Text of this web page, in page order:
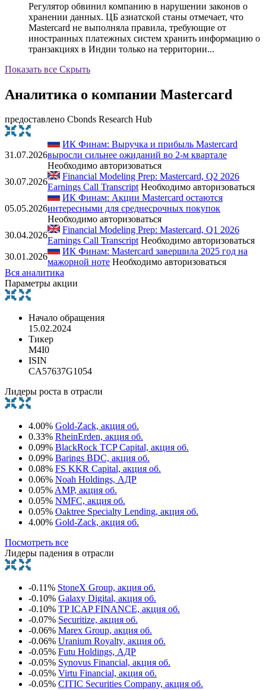
Регулятор обвинил компанию в нарушении законов о
хранении данных. ЦБ азиатской станы отмечает, что
Mastercard не выполняла правила, требующие от
иностранных платежных систем хранить информацию о
транзакциях в Индии только на территории...
Показать все Скрыть
Аналитика о компании Mastercard
предоставлено Cbonds Research Hub
31.07.2026
ИК Финам: Выручка и прибыль Mastercard
выросли сильнее ожиданий во 2-м квартале
Необходимо авторизоваться
30.07.2026
Financial Modeling Prep: Mastercard, Q2 2026
Earnings Call Transcript Необходимо авторизоваться
05.05.2026
ИК Финам: Акции Mastercard остаются
интересными для среднесрочных покупок
Необходимо авторизоваться
30.04.2026
Financial Modeling Prep: Mastercard, Q1 2026
Earnings Call Transcript Необходимо авторизоваться
30.01.2026
ИК Финам: Mastercard завершила 2025 год на
мажорной ноте Необходимо авторизоваться
Вся аналитика
Параметры акции
Начало обращения
15.02.2024
Тикер
M4I0
ISIN
CA57637G1054
Лидеры роста в отрасли
4.00% Gold-Zack, акция об.
0.33% RheinErden, акция об.
0.09% BlackRock TCP Capital, акция об.
0.09% Barings BDC, акция об.
0.08% FS KKR Capital, акция об.
0.06% Noah Holdings, АДР
0.05%AMP, акция об.
0.05% NMFC, акция об.
0.05% Oaktree Specialty Lending, акция об.
4.00% Gold-Zack, акция об.
Посмотреть все
Лидеры падения в отрасли
-0.11% StoneX Group, акция об.
-0.10% Galaxy Digital, акция об.
-0.10% TP ICAP FINANCE, акция об.
-0.07% Securitize, акция об.
-0.06% Marex Group, акция об.
-0.06% Uranium Royalty, акция об.
-0.05% Futu Holdings, АДР
-0.05% Synovus Financial, акция об.
-0.05% Virtu Financial, акция об.
-0.05% CITIC Securities Company, акция об.